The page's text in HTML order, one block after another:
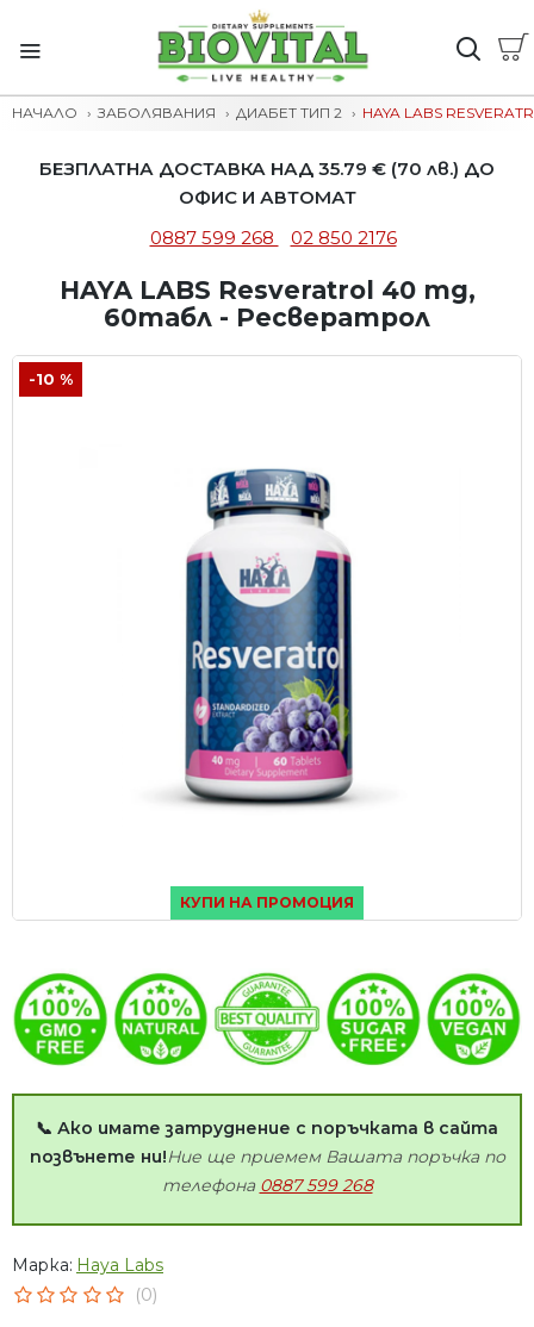
НАЧАЛО ЗАБОЛЯВАНИЯ ДИАБЕТ ТИП 2 HAYA LABS
БЕЗПЛАТНА ДОСТАВКА НАД 35.79 € (70 лв.) ДО
ОФИС И АВТОМАТ
0887 599 268
02 850 2176
HAYA LABS Resveratrol 40 mg,
60табл - Ресвератрол
КУПИ НА ПРОМОЦИЯ
-10 %
📞 Ако имате затруднение с поръчката в сайта
позвънете ни!Ние ще приемем Вашата поръчка по
телефона 0887 599 268
Марка: Haya Labs
(0)